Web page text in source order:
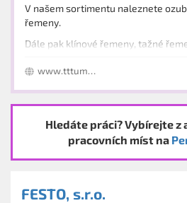
V našem sortimentu naleznete
řemeny.
Dále pak klínové řemeny, tažné
profily, transportní pásy,
www.tttuma.cz
Hledáte práci? Vybírejte
pracovních míst na
FESTO, s.r.o.